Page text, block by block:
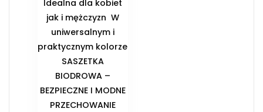
Idealna dla kobiet
jak i mężczyzn ️ W
uniwersalnym i
praktycznym kolorze
️SASZETKA
BIODROWA –
BEZPIECZNE I MODNE
PRZECHOWANIE️